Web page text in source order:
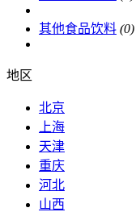
其他食品饮料 (0)
地区
北京
上海
天津
重庆
河北
山西